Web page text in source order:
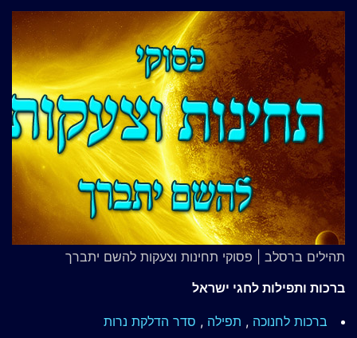
תהילים ברסלב | פסוקי תחינות וצעקות להשם יתברך
ברכות ותפילות לחגי ישראל
ברכות לחנוכה , תפילה , סדר הדלקת נרות